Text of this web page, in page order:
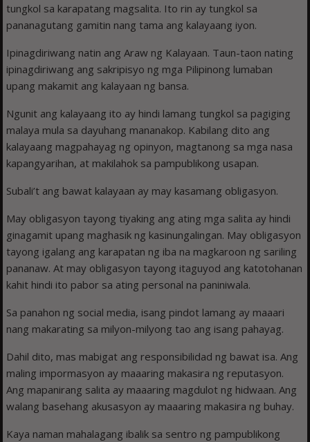
tungkol sa karapatang magsalita. Ito rin ay tungkol sa
pananagutang gamitin nang tama ang kalayaang iyon.
Ipinagdiriwang natin ang Araw ng Kalayaan. Taun-taon nating
ipinagdiriwang ang sakripisyo ng mga Pilipinong lumaban
upang makamit ang kalayaan ng bansa.
Ngunit ang kalayaang ito ay hindi lamang tungkol sa pagiging
malaya mula sa dayuhang mananakop. Kabilang dito ang
kalayaang magpahayag ng opinyon, magtanong sa mga nasa
kapangyarihan, at makilahok sa pampublikong usapan.
Subali’t ang bawat kalayaan ay may kasamang obligasyon.
May obligasyon tayong tiyaking ang ating mga salita ay hindi
ginagamit upang maghasik ng kasinungalingan. May obligasyon
tayong igalang ang karapatan ng iba na magkaroon ng sariling
pananaw. At may obligasyon tayong itaguyod ang katotohanan
kahit hindi ito pabor sa ating personal na paniniwala.
Sa panahon ng social media, isang pindot lamang ay maaari
nang makarating sa milyon-milyong tao ang isang pahayag.
Dahil dito, mas mabigat ang responsibilidad ng bawat isa. Ang
maling impormasyon ay maaaring makasira ng reputasyon.
Ang mapanirang salita ay maaaring magdulot ng hidwaan. Ang
walang basehang akusasyon ay maaaring makasira ng buhay.
Kaya naman mahalagang ibalik sa sentro ng pampublikong